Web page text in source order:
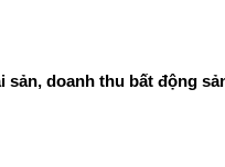
doanh thu bất động